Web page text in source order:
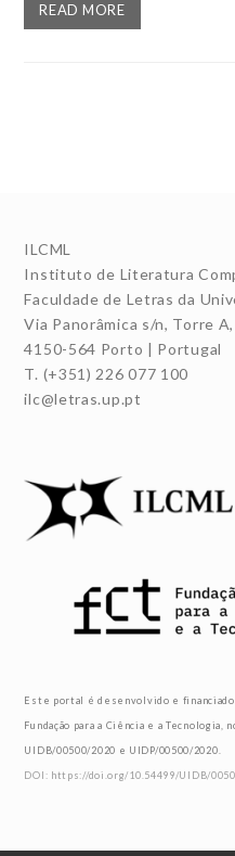
READ MORE
ILCML
Instituto de Literatura
Faculdade de Letras da
Via Panorâmica s/n, Torre
4150-564 Porto | Portugal
T. (+351) 226 077 100
ilc@letras.up.pt
Este portal é desenvolvido e financiado
Fundação para a Ciência e a
UIDB/00500/2020 e UIDP/00500/2020.
DOI: https://doi.org/10.54499/UIDB/